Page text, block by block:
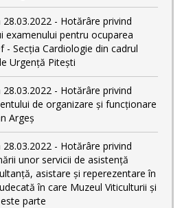
- Hotărâre privind
examenului pentru ocuparea
- Secția Cardiologie din cadrul
Urgență Pitești
- Hotărâre privind
de organizare și funcționare
Argeș
- Hotărâre privind
unor servicii de asistență
asistare și reperezentare în
în care Muzeul Viticulturii și
parte